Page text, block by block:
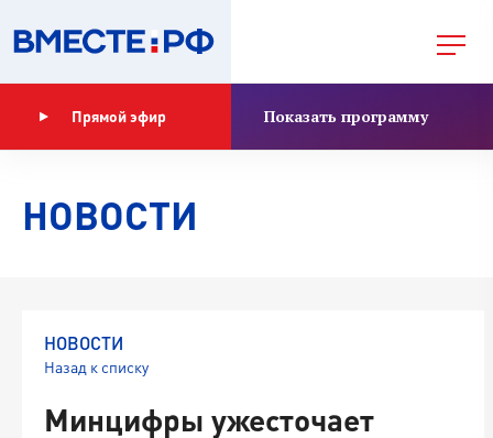
Прямой эфир Показать программу
НОВОСТИ
НОВОСТИ
Назад к списку
Минцифры ужесточает